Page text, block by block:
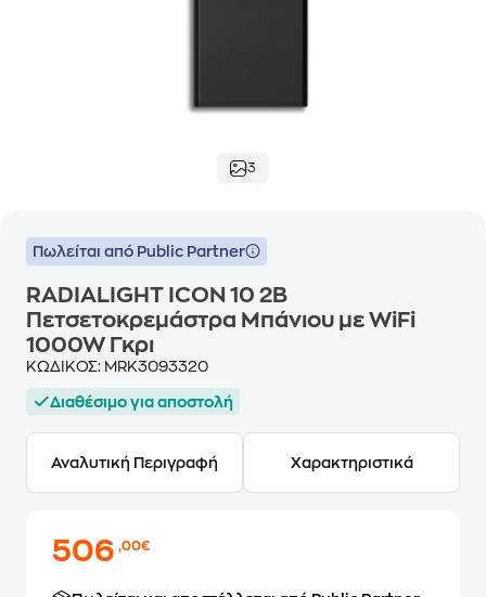
3
Πωλείται από Public Partner
RADIALIGHT ICON 10 2B
Πετσετοκρεμάστρα Μπάνιου με WiFi
1000W Γκρι
ΚΩΔΙΚΟΣ: MRK3093320
Διαθέσιμο για αποστολή
Αναλυτική Περιγραφή Χαρακτηριστικά
506,00€